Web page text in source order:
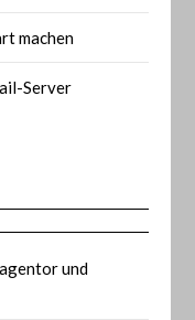
machen
Server
und